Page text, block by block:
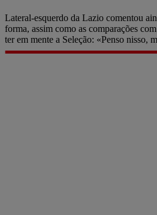
Lateral-esquerdo da Lazio comentou
forma, assim como as comparações
ter em mente a Seleção: «Penso nisso,